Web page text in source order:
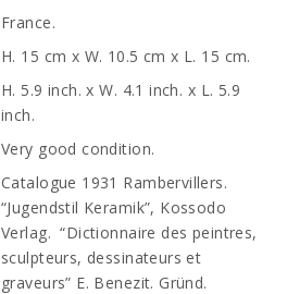
France.
H. 15 cm x W. 10.5 cm x L. 15 cm.
H. 5.9 inch. x W. 4.1 inch. x L. 5.9
inch.
Very good condition.
Catalogue 1931 Rambervillers.
“Jugendstil Keramik”, Kossodo
Verlag. “Dictionnaire des peintres,
sculpteurs, dessinateurs et
graveurs” E. Benezit. Gründ.